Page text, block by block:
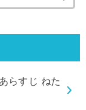
らすじ ねた